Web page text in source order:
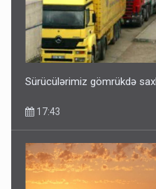
Sürücülərimiz gömrükdə
17:43